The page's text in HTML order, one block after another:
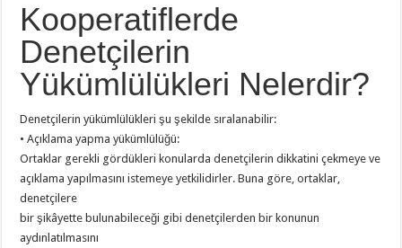
Kooperatiflerde
Denetçilerin
Yükümlülükleri Nelerdir?
Denetçilerin yükümlülükleri şu şekilde sıralanabilir:
• Açıklama yapma yükümlülüğü:
Ortaklar gerekli gördükleri konularda denetçilerin dikkatini çekmeye ve
açıklama yapılmasını istemeye yetkilidirler. Buna göre, ortaklar,
denetçilere
bir şikâyette bulunabileceği gibi denetçilerden bir konunun
aydınlatılmasını